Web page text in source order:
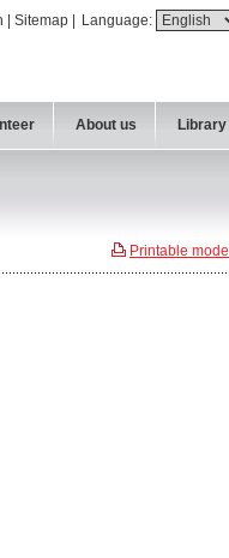
Language:
Sitemap
About us Library
Printable mode